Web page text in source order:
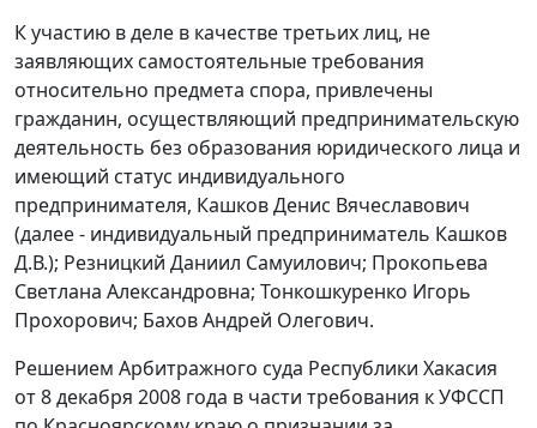
К участию в деле в качестве третьих лиц, не
заявляющих самостоятельные требования
относительно предмета спора, привлечены
гражданин, осуществляющий предпринимательскую
деятельность без образования юридического лица и
имеющий статус индивидуального
предпринимателя, Кашков Денис Вячеславович
(далее - индивидуальный предприниматель Кашков
Д.В.); Резницкий Даниил Самуилович; Прокопьева
Светлана Александровна; Тонкошкуренко Игорь
Прохорович; Бахов Андрей Олегович.
Решением Арбитражного суда Республики Хакасия
от 8 декабря 2008 года в части требования к УФССП